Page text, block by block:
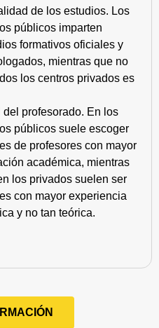
de los estudios. Los
públicos imparten
formativos oficiales y
mientras que no
los centros privados es
del profesorado. En los
públicos suele escoger
de profesores con mayor
académica, mientras
los privados suelen ser
con mayor experiencia
y no tan teórica.